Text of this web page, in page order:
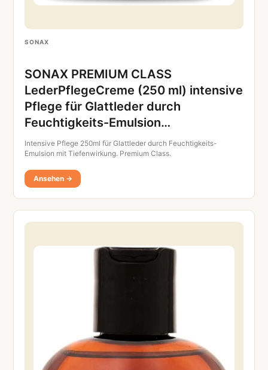
SONAX
SONAX PREMIUM CLASS
LederPflegeCreme (250 ml) intensive
Pflege für Glattleder durch
Feuchtigkeits-Emulsion…
Intensive Pflege 250ml für Glattleder durch Feuchtigkeits-
Emulsion mit Tiefenwirkung. Premium Class.
Ansehen →